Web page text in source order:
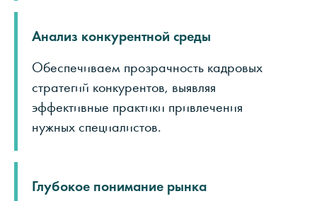
Анализ конкурентной среды
Обеспечиваем прозрачность кадровых
стратегий конкурентов, выявляя
эффективные практики привлечения
нужных специалистов.
Глубокое понимание рынка